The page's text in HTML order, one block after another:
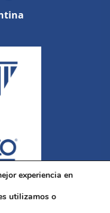
experiencia en
utilizamos o